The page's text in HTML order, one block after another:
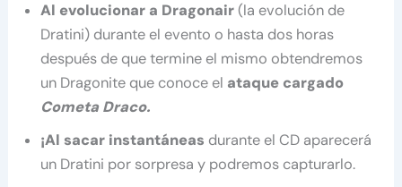
Al evolucionar a Dragonair(la evolución de
Dratini) durante el evento o hasta dos horas
después de que termine el mismo obtendremos
un Dragonite que conoce el ataque cargado
Cometa Draco.
¡Al sacar instantáneas durante el CD aparecerá
un Dratini por sorpresa y podremos capturarlo.